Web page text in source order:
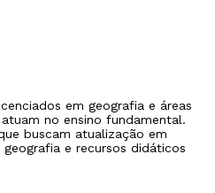
em geografia e áreas
no ensino fundamental.
buscam atualização em
e recursos didáticos